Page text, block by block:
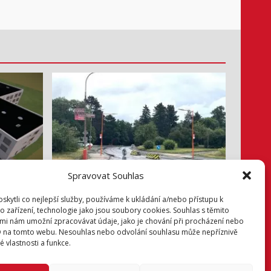
Spravovat Souhlas
co nejlepší služby, používáme k ukládání a/nebo přístupu k
zařízení, technologie jako jsou soubory cookies. Souhlas s těmito
nám umožní zpracovávat údaje, jako je chování při procházení nebo
na tomto webu. Nesouhlas nebo odvolání souhlasu může nepříznivě
vlastnosti a funkce.
Bezpečněji přes Lidickou
3. 8. 2026